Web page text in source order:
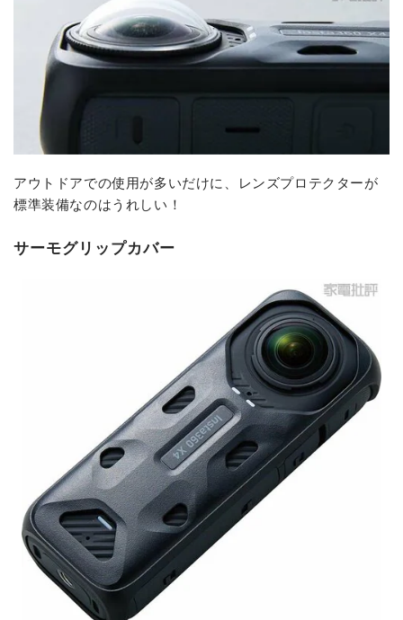
アウトドアでの使用が多いだけに、レンズプロテクターが
標準装備なのはうれしい！
サーモグリップカバー